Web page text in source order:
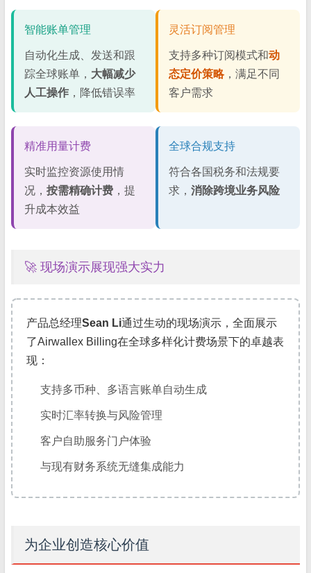
智能账单管理
自动化生成、发送和跟
踪全球账单， 大幅减少
人工操作 ，降低错误率
灵活订阅管理
支持多种订阅模式和动
态定价策略，满足不同
客户需求
精准用量计费
实时监控资源使用情
况， 按需精确计费 ，提
升成本效益
全球合规支持
符合各国税务和法规要
求， 消除跨境业务风险
🚀 现场演示展现强大实力
产品总经理Sean Li通过生动的现场演示，全面展示
了Airwallex Billing在全球多样化计费场景下的卓越表
现：
支持多币种、多语言账单自动生成
实时汇率转换与风险管理
客户自助服务门户体验
与现有财务系统无缝集成能力
为企业创造核心价值